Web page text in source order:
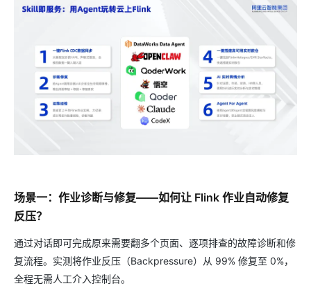
场景一：作业诊断与修复——如何让 Flink 作业自动修复
反压？
通过对话即可完成原来需要翻多个页面、逐项排查的故障诊断和修
复流程。实测将作业反压（Backpressure）从 99% 修复至 0%，
全程无需人工介入控制台。